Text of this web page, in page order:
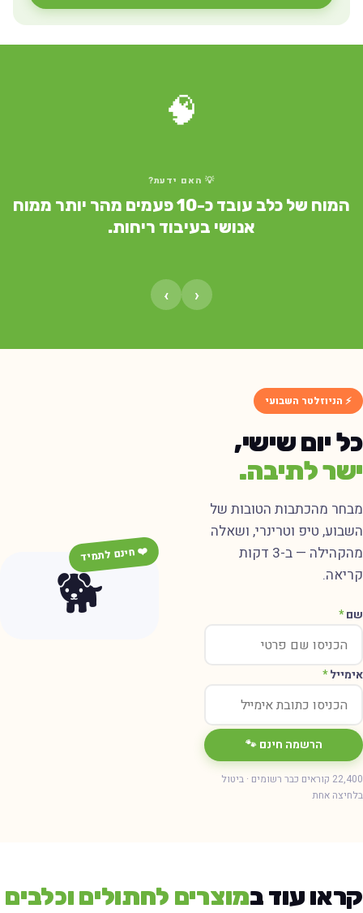
🧠
💡 האם ידעת?
המוח של כלב עובד כ-10 פעמים מהר יותר ממוח
אנושי בעיבוד ריחות.
⚡ הניוזלטר השבועי
יום שישי,
לתיבה.
מהכתבות הטובות של
טיפ וטרינרי, ושאלה
מהקהילה — ב-3 דקות
*
*
הרשמה חינם 🐾
22,400 קוראים כבר רשומים · ביטול
אחת
🐕
❤️ חינם לתמיד
עוד במוצרים לחתולים וכלבים